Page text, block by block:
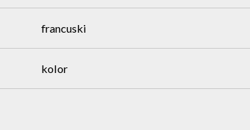
francuski
kolor